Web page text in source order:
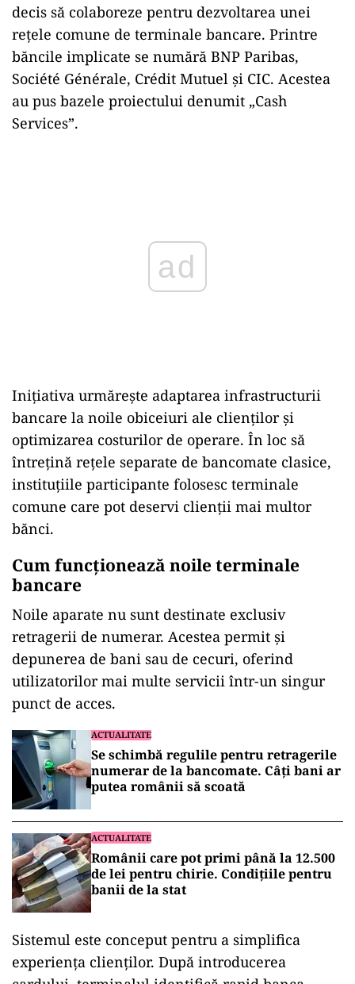
decis să colaboreze pentru dezvoltarea unei
rețele comune de terminale bancare. Printre
băncile implicate se numără BNP Paribas,
Société Générale, Crédit Mutuel și CIC. Acestea
au pus bazele proiectului denumit „Cash
Services”.
ad
Inițiativa urmărește adaptarea infrastructurii
bancare la noile obiceiuri ale clienților și
optimizarea costurilor de operare. În loc să
întrețină rețele separate de bancomate clasice,
instituțiile participante folosesc terminale
comune care pot deservi clienții mai multor
bănci.
Cum funcționează noile terminale
bancare
Noile aparate nu sunt destinate exclusiv
retragerii de numerar. Acestea permit și
depunerea de bani sau de cecuri, oferind
utilizatorilor mai multe servicii într-un singur
punct de acces.
ACTUALITATE
Se schimbă regulile pentru retragerile
numerar de la bancomate. Câți bani ar
putea românii să scoată
ACTUALITATE
Românii care pot primi până la 12.500
de lei pentru chirie. Condițiile pentru
banii de la stat
Sistemul este conceput pentru a simplifica
experiența clienților. După introducerea